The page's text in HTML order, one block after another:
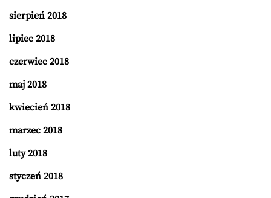
sierpień 2018
lipiec 2018
czerwiec 2018
maj 2018
kwiecień 2018
marzec 2018
luty 2018
styczeń 2018